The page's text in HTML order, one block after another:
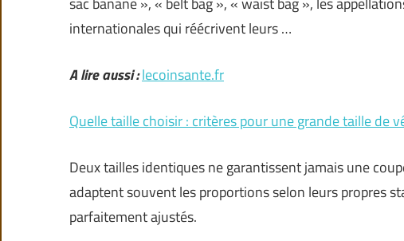
internationales qui réécrivent leurs …
A lire aussi :lecoinsante.fr
Quelle taille choisir : critères pour une grande taille de
Deux tailles identiques ne garantissent jamais une
adaptent souvent les proportions selon leurs propres
parfaitement ajustés.